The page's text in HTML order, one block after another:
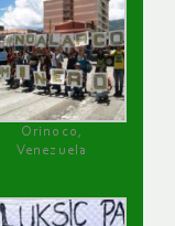
Orinoco,
Venezuela